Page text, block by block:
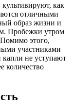
как
отличными
образ жизни и
Пробежки утром
этого,
участниками
не уступают
количество